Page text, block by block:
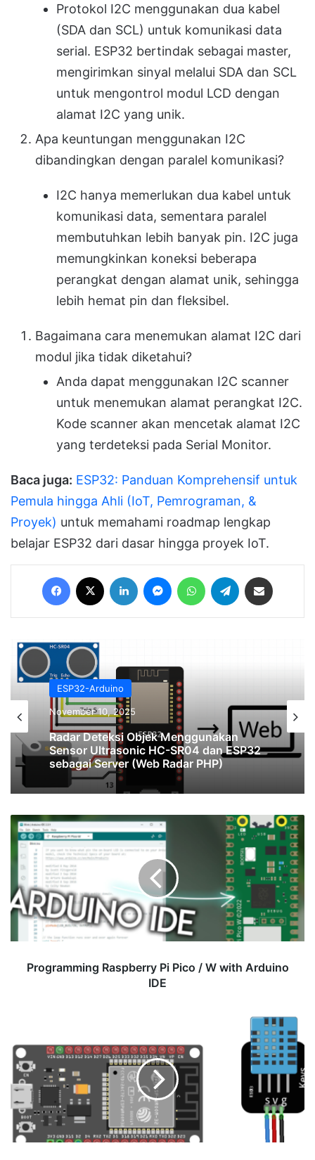
Protokol I2C menggunakan dua kabel
(SDA dan SCL) untuk komunikasi data
serial. ESP32 bertindak sebagai master,
mengirimkan sinyal melalui SDA dan SCL
untuk mengontrol modul LCD dengan
alamat I2C yang unik.
Apa keuntungan menggunakan I2C
dibandingkan dengan paralel komunikasi?
I2C hanya memerlukan dua kabel untuk
komunikasi data, sementara paralel
membutuhkan lebih banyak pin. I2C juga
memungkinkan koneksi beberapa
perangkat dengan alamat unik, sehingga
lebih hemat pin dan fleksibel.
Bagaimana cara menemukan alamat I2C dari
modul jika tidak diketahui?
Anda dapat menggunakan I2C scanner
untuk menemukan alamat perangkat I2C.
Kode scanner akan mencetak alamat I2C
yang terdeteksi pada Serial Monitor.
Baca juga: ESP32: Panduan Komprehensif untuk
Pemula hingga Ahli (IoT, Pemrograman, &
Proyek) untuk memahami roadmap lengkap
belajar ESP32 dari dasar hingga proyek IoT.
Facebook LinkedIn MessengerWhatsAppTelegram
ESP32-Arduino
November 10, 2025
Radar Deteksi Objek Menggunakan
Sensor Ultrasonic HC-SR04 dan ESP32
sebagai Server (Web Radar PHP)
Programming
Raspberry
Pico
W
with
Arduino
IDE
Programming Raspberry Pi Pico / W with Arduino
IDE
Temperature
and
Humidity
DHT11
Sensor
with